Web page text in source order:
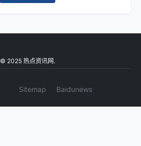
© 2025 热点资讯网.
Sitemap Baidunews